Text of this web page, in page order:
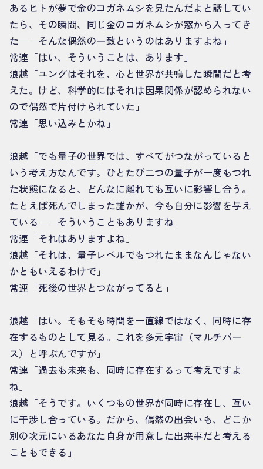
あるヒトが夢で金のコガネムシを見たんだよと話してい
たら、その瞬間、同じ金のコガネムシが窓から入ってき
た──そんな偶然の一致というのはありますよね」
常連「はい、そういうことは、あります」
浪越「ユングはそれを、心と世界が共鳴した瞬間だと考
えた。けど、科学的にはそれは因果関係が認められない
ので偶然で片付けられていた」
常連「思い込みとかね」
浪越「でも量子の世界では、すべてがつながっていると
いう考え方なんです。ひとたび二つの量子が一度もつれ
た状態になると、どんなに離れても互いに影響し合う。
たとえば死んでしまった誰かが、今も自分に影響を与え
ている──そういうこともありますね」
常連「それはありますよね」
浪越「それは、量子レベルでもつれたままなんじゃない
かともいえるわけで」
常連「死後の世界とつながってると」
浪越「はい。そもそも時間を一直線ではなく、同時に存
在するものとして見る。これを多元宇宙（マルチバー
ス）と呼ぶんですが」
常連「過去も未来も、同時に存在するって考えですよ
ね」
浪越「そうです。いくつもの世界が同時に存在し、互い
に干渉し合っている。だから、偶然の出会いも、どこか
別の次元にいるあなた自身が用意した出来事だと考える
こともできる」